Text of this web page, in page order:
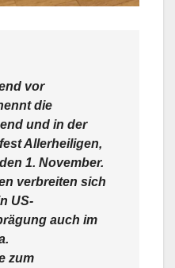
vor
die
und in der
Allerheiligen,
1. November.
verbreiten sich
US-
auch im
zum